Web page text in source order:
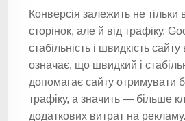
Конверсія залежить не тільки
сторінок, але й від трафіку.
стабільність і швидкість
означає, що швидкий і
допомагає сайту отримувати
трафіку, а значить — більше
додаткових витрат на рекламу.